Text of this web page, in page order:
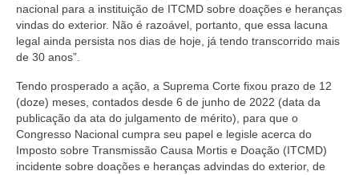
nacional para a instituição de ITCMD sobre doações e heranças
vindas do exterior. Não é razoável, portanto, que essa lacuna
legal ainda persista nos dias de hoje, já tendo transcorrido mais
de 30 anos”.
Tendo prosperado a ação, a Suprema Corte fixou prazo de 12
(doze) meses, contados desde 6 de junho de 2022 (data da
publicação da ata do julgamento de mérito), para que o
Congresso Nacional cumpra seu papel e legisle acerca do
Imposto sobre Transmissão Causa Mortis e Doação (ITCMD)
incidente sobre doações e heranças advindas do exterior, de